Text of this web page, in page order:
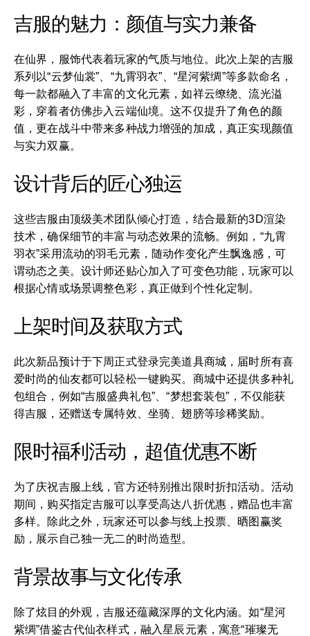
吉服的魅力：颜值与实力兼备
在仙界，服饰代表着玩家的气质与地位。此次上架的吉服
系列以“云梦仙裳”、“九霄羽衣”、“星河紫绸”等多款命名，
每一款都融入了丰富的文化元素，如祥云缭绕、流光溢
彩，穿着者仿佛步入云端仙境。这不仅提升了角色的颜
值，更在战斗中带来多种战力增强的加成，真正实现颜值
与实力双赢。
设计背后的匠心独运
这些吉服由顶级美术团队倾心打造，结合最新的3D渲染
技术，确保细节的丰富与动态效果的流畅。例如，“九霄
羽衣”采用流动的羽毛元素，随动作变化产生飘逸感，可
谓动态之美。设计师还贴心加入了可变色功能，玩家可以
根据心情或场景调整色彩，真正做到个性化定制。
上架时间及获取方式
此次新品预计于下周正式登录完美道具商城，届时所有喜
爱时尚的仙友都可以轻松一键购买。商城中还提供多种礼
包组合，例如“吉服盛典礼包”、“梦想套装包”，不仅能获
得吉服，还赠送专属特效、坐骑、翅膀等珍稀奖励。
限时福利活动，超值优惠不断
为了庆祝吉服上线，官方还特别推出限时折扣活动。活动
期间，购买指定吉服可以享受高达八折优惠，赠品也丰富
多样。除此之外，玩家还可以参与线上投票、晒图赢奖
励，展示自己独一无二的时尚造型。
背景故事与文化传承
除了炫目的外观，吉服还蕴藏深厚的文化内涵。如“星河
紫绸”借鉴古代仙衣样式，融入星辰元素，寓意“璀璨无